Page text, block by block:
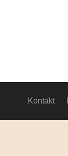
Kontakt